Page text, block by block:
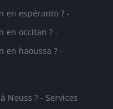
en espéranto ? -
en occitan ? -
en haoussa ? -
Neuss ? - Services